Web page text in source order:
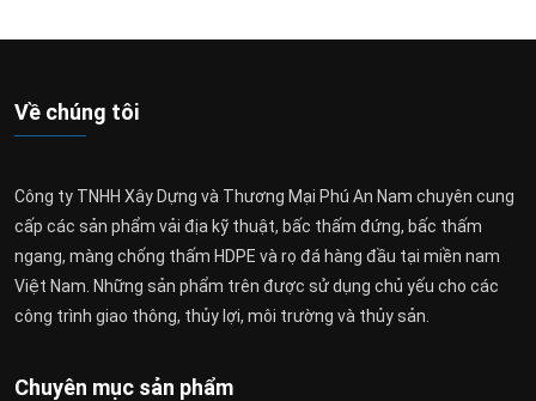
Về chúng tôi
Công ty TNHH Xây Dựng và Thương Mại Phú An Nam chuyên cung
cấp các sản phẩm vải địa kỹ thuật, bấc thấm đứng, bấc thấm
ngang, màng chống thấm HDPE và rọ đá hàng đầu tại miền nam
Việt Nam. Những sản phẩm trên được sử dụng chủ yếu cho các
công trình giao thông, thủy lợi, môi trường và thủy sản.
Chuyên mục sản phẩm